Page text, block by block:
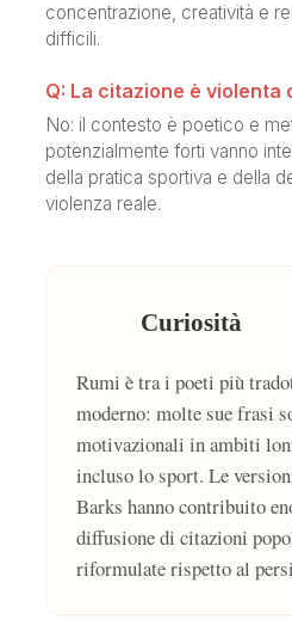
concentrazione, creatività e
difficili.
Q: La citazione è violenta
No: il contesto è poetico e
potenzialmente forti vanno
della pratica sportiva e della
violenza reale.
Curiosità
Rumi è tra i poeti più
moderno: molte sue frasi
motivazionali in ambiti
incluso lo sport. Le
Barks hanno contribuito
diffusione di citazioni
riformulate rispetto al